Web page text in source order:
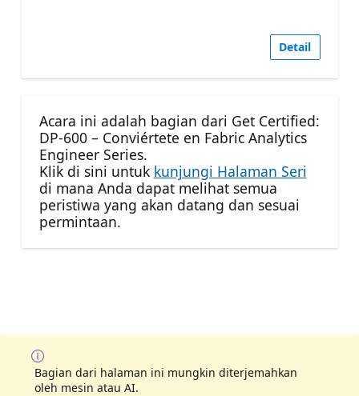
Detail
Acara ini adalah bagian dari Get Certified:
DP-600 – Conviértete en Fabric Analytics
Engineer Series.
Klik di sini untuk kunjungi Halaman Seri
di mana Anda dapat melihat semua
peristiwa yang akan datang dan sesuai
permintaan.
Bagian dari halaman ini mungkin diterjemahkan
oleh mesin atau AI.